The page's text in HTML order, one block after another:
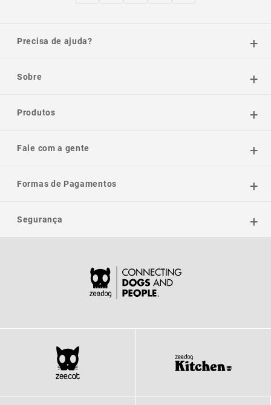
Precisa de ajuda?
Sobre
Produtos
Fale com a gente
Formas de Pagamentos
Segurança